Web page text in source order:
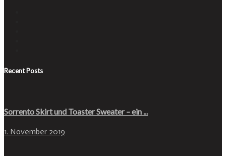
Recent Posts
Sorrento Skirt und Toaster Sweater – ein ...
1. November 2019